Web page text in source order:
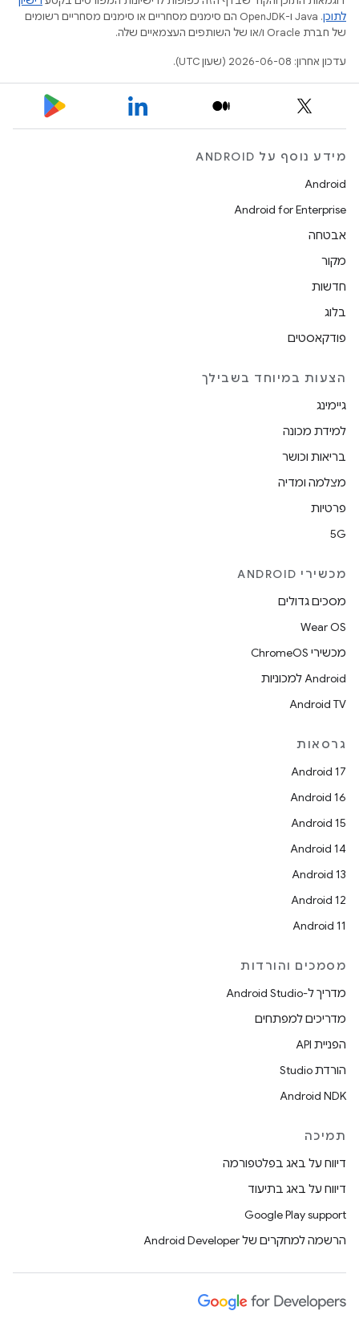
לתוכן
.‏ Java ו-OpenJDK הם סימנים מסחריים או סימנים מסחריים רשומים
של חברת Oracle ו/או של השותפים העצמאיים שלה.
עדכון אחרון: 2026-06-08 (שעון UTC).
מידע נוסף על ANDROID
Android
Android for Enterprise
אבטחה
מקור
חדשות
בלוג
פודקאסטים
הצעות במיוחד בשבילך
גיימינג
למידת מכונה
בריאות וכושר
מצלמה ומדיה
פרטיות
5G
מכשירי ANDROID
מסכים גדולים
Wear OS
מכשירי ChromeOS
Android למכוניות
Android TV
גרסאות
Android 17
Android 16
Android 15
Android 14
Android 13
Android 12
Android 11
מסמכים והורדות
מדריך ל-Android Studio
מדריכים למפתחים
הפניית API
הורדת Studio
Android NDK
תמיכה
דיווח על באג בפלטפורמה
דיווח על באג בתיעוד
Google Play support
הרשמה למחקרים של Android Developer